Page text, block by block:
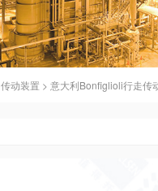
传动装置 > 意大利Bonfiglioli行走传